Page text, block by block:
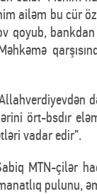
ailəm bu cür
qoyub,
ört-bsdır
vadar edir”.
MTN-çilər
pulunu,